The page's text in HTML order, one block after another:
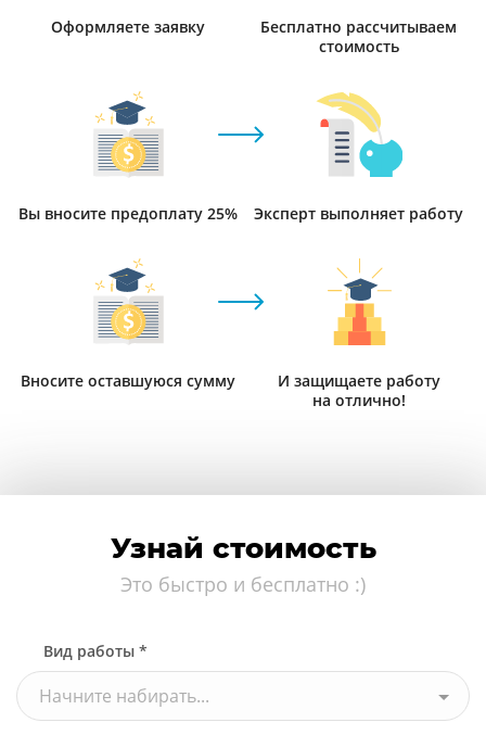
Оформляете заявку
Бесплатно рассчитываем
стоимость
Вы вносите предоплату 25% Эксперт выполняет работу
Вносите оставшуюся сумму
И защищаете работу
на отлично!
Узнай стоимость
Это быстро и бесплатно :)
Вид работы *
Начните набирать...